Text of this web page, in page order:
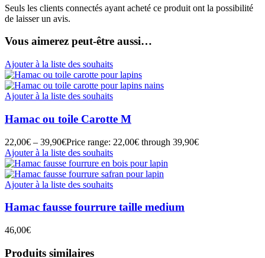
Seuls les clients connectés ayant acheté ce produit ont la possibilité
de laisser un avis.
Vous aimerez peut-être aussi…
Ajouter à la liste des souhaits
Ajouter à la liste des souhaits
Hamac ou toile Carotte M
22,00€ – 39,90€Price range: 22,00€ through 39,90€
Ajouter à la liste des souhaits
Ajouter à la liste des souhaits
Hamac fausse fourrure taille medium
46,00€
Produits similaires